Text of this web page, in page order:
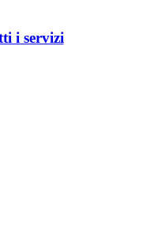
i servizi